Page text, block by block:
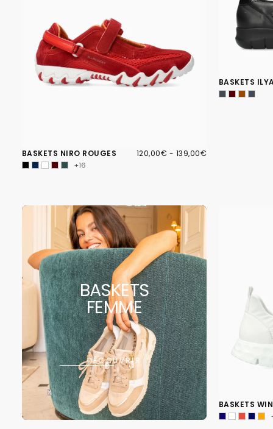
BASKETS NIRO ROUGES 120,00€
PRIX
120,00€ - PRIX
139,00€
+16
BASKETS
BASKETS
FEMME
DÉCOUVRIR
BASKETS